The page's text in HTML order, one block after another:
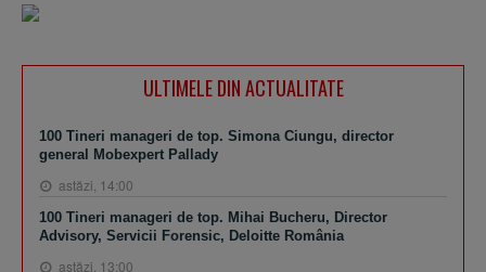
ULTIMELE DIN ACTUALITATE
100 Tineri manageri de top. Simona Ciungu, director
general Mobexpert Pallady
astăzi, 14:00
100 Tineri manageri de top. Mihai Bucheru, Director
Advisory, Servicii Forensic, Deloitte România
astăzi, 13:00